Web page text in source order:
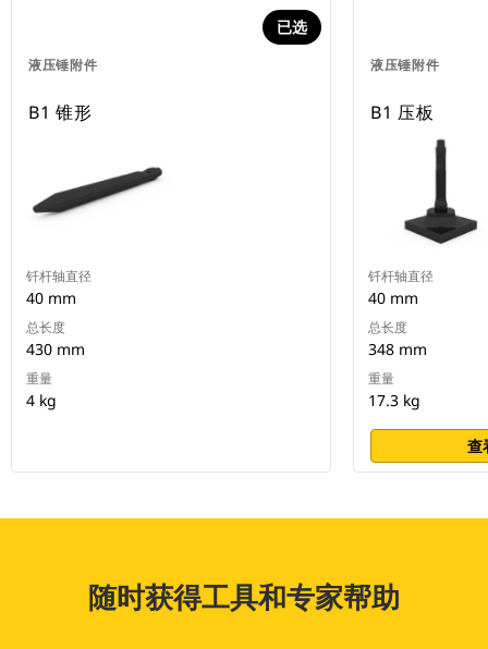
液压锤附件
已选
B1 锥形
钎杆轴直径
40 mm
总长度
430 mm
重量
4 kg
液压锤附件
B1 压板
钎杆轴直径
40 mm
总长度
348 mm
重量
17.3 kg
查
随时获得工具和专家帮助